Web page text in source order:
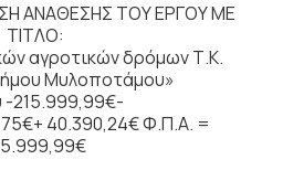
ΑΝΑΘΕΣΗΣ ΤΟΥ ΕΡΓΟΥ ΜΕ
ΤΙΤΛΟ:
αγροτικών δρόμων Τ.Κ.
Μυλοποτάμου»
215.999,99€-
40.390,24€ Φ.Π.Α. =